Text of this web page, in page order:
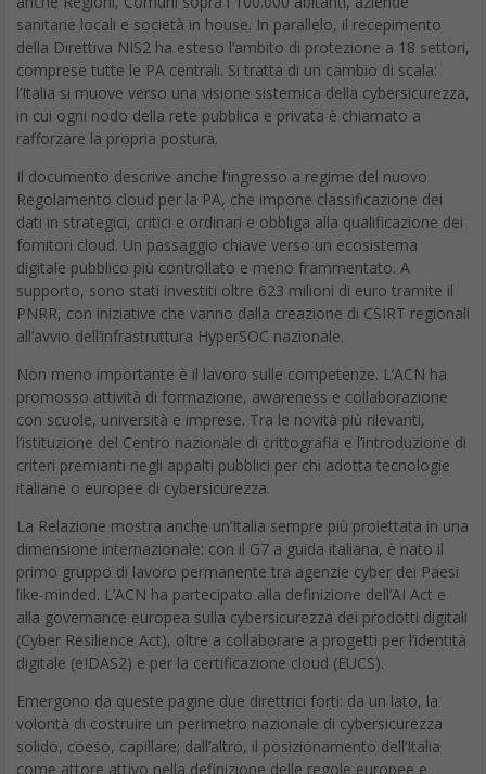
funziona e perché difendersi è urgente
Lo spoofing è una truffa via telefono ed email che, negli ultimi
mesi, sta colpendo sempre più persone. Gli utenti ricevono
email da indirizzi apparentemente ufficiali o telefonate da
numeri noti che si rivelano, invece, trappole orchestrate da
gruppi criminali. Il fenomeno spoofing sta rapidamente
diventando una delle armi preferite dei cybercriminali.
Lasicurezza informatica aziendale deve essere trattata come
un tema di resilienza, governance e continuità operativa.
Cos’è lo spoofing via telefono
Nel caso delle telefonate, l’efficacia dello spoofing si basa su
di impostare liberamente il numero che apparirà sul display del
destinatario, semplicemente accedendo alla pagina di
configurazione del servizio. Nessun software aggiuntivo,